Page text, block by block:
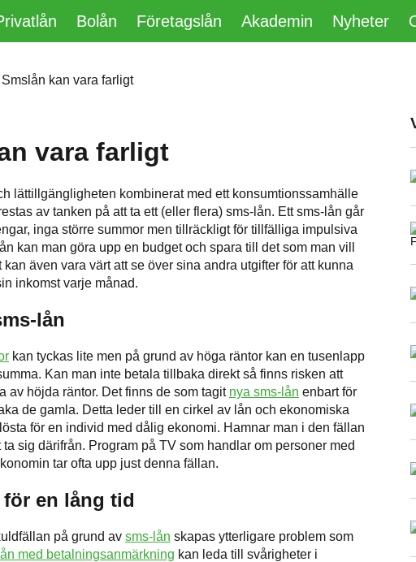
Bolån Företagslån Akademin Nyheter
Smslån kan vara farligt
vara farligt
lättillgängligheten kombinerat med ett konsumtionssamhälle
av tanken på att ta ett (eller flera) sms-lån. Ett sms-lån går
inga större summor men tillräckligt för tillfälliga impulsiva
kan man göra upp en budget och spara till det som man vill
kan även vara värt att se över sina andra utgifter för att kunna
inkomst varje månad.
lån
kan tyckas lite men på grund av höga räntor kan en tusenlapp
Kan man inte betala tillbaka direkt så finns risken att
av höjda räntor. Det finns de som tagit nya sms-lån enbart för
de gamla. Detta leder till en cirkel av lån och ekonomiska
för en individ med dålig ekonomi. Hamnar man i den fällan
sig därifrån. Program på TV som handlar om personer med
tar ofta upp just denna fällan.
en lång tid
på grund av sms-lån skapas ytterligare problem som
med betalningsanmärkning kan leda till svårigheter i